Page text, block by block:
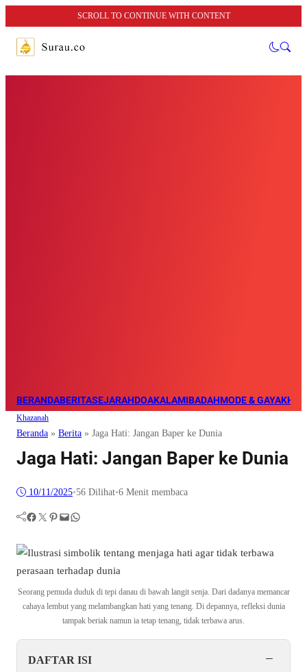
SCROLL TO CONTINUE WITH CONTENT
BERANDABERITASEJARAHDOAKALAMIBADAHMODE & GAYA
Khazanah
Beranda » Berita » Jaga Hati: Jangan Baper ke Dunia
Jaga Hati: Jangan Baper ke Dunia
10/11/2025•56 Dilihat•6 Menit membaca
Facebook Twitter Pinterest Mail WhatsApp
Seorang pemuda duduk di tepi danau di bawah langit senja. Dari dadanya memancar
cahaya lembut yang melambangkan hati yang tenang. Di depannya, refleksi dunia
tampak beriak namun ia tetap tenang, tidak terbawa arus.
DAFTAR ISI −